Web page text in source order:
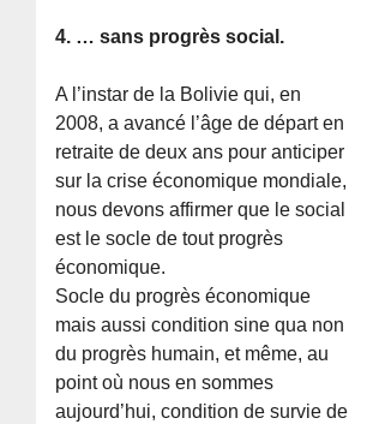
4. … sans progrès social.
A l’instar de la Bolivie qui, en
2008, a avancé l’âge de départ en
retraite de deux ans pour anticiper
sur la crise économique mondiale,
nous devons affirmer que le social
est le socle de tout progrès
économique.
Socle du progrès économique
mais aussi condition sine qua non
du progrès humain, et même, au
point où nous en sommes
aujourd’hui, condition de survie de